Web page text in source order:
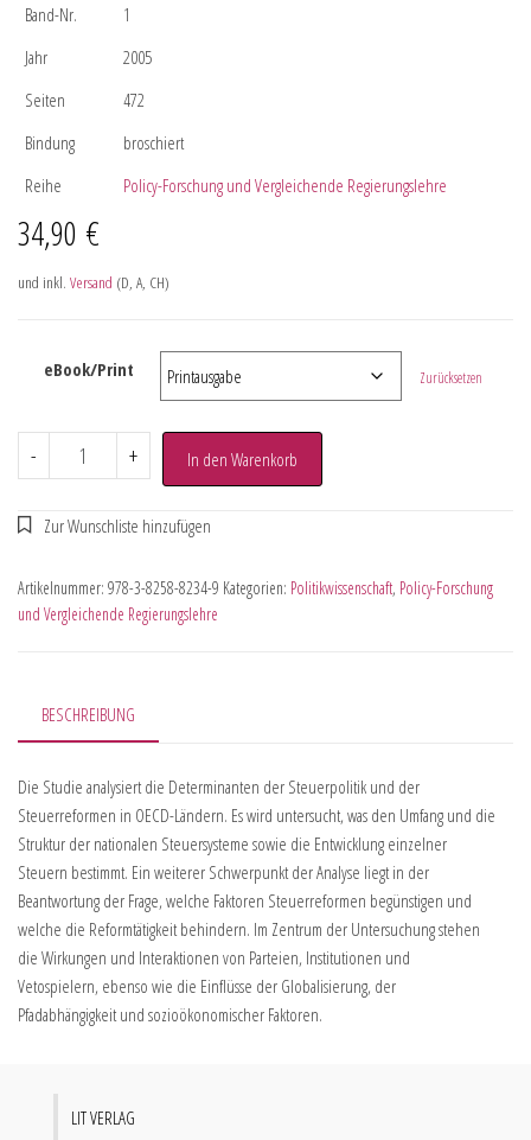
Band-Nr.
1
Jahr
2005
Seiten
472
Bindung
broschiert
Reihe
Policy-Forschung und Vergleichende Regierungslehre
34,90 €
und inkl. Versand (D, A, CH)
eBook/Print Zurücksetzen
- + In den Warenkorb
Artikelnummer: 978-3-8258-8234-9 Kategorien: Politikwissenschaft, Policy-Forschung
und Vergleichende Regierungslehre
BESCHREIBUNG
Die Studie analysiert die Determinanten der Steuerpolitik und der
Steuerreformen in OECD-Ländern. Es wird untersucht, was den Umfang und die
Struktur der nationalen Steuersysteme sowie die Entwicklung einzelner
Steuern bestimmt. Ein weiterer Schwerpunkt der Analyse liegt in der
Beantwortung der Frage, welche Faktoren Steuerreformen begünstigen und
welche die Reformtätigkeit behindern. Im Zentrum der Untersuchung stehen
die Wirkungen und Interaktionen von Parteien, Institutionen und
Vetospielern, ebenso wie die Einflüsse der Globalisierung, der
Pfadabhängigkeit und sozioökonomischer Faktoren.
LIT VERLAG